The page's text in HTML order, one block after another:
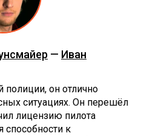
— Иван
полиции, он отлично
ситуациях. Он перешёл
лицензию пилота
способности к